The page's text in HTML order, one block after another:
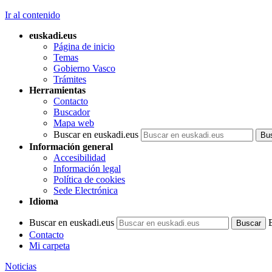
Ir al contenido
euskadi.eus
Página de inicio
Temas
Gobierno Vasco
Trámites
Herramientas
Contacto
Buscador
Mapa web
Buscar en euskadi.eus
Información general
Accesibilidad
Información legal
Política de cookies
Sede Electrónica
Idioma
Buscar en euskadi.eus
Contacto
Mi carpeta
Noticias